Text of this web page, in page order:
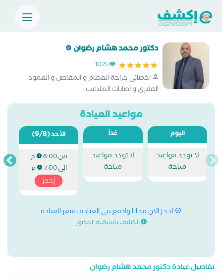
دكتور محمد هشام رضوان
1025
اخصائى جراحة العظام و المفاصل و العمود
الفقرى و اصابات الملاعب
مواعيد العيادة
اليوم
لا توجد مواعيد
متاحة
غداً
لا توجد مواعيد
متاحة
الأحد(9/8)
من6:00 م
الى7:00 م
إحجز
احجز الان مجانا وادفع في العيادة بسعر العيادة
الكشف باسبقية الحضور
تفاصيل عيادة دكتور محمد هشام رضوان